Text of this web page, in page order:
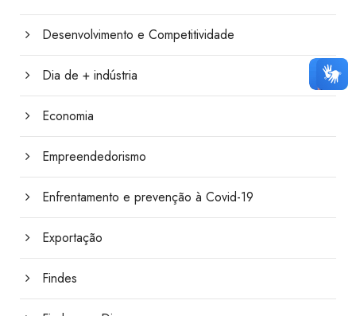
Desenvolvimento e Competitividade
Dia de + indústria
Economia
Empreendedorismo
Enfrentamento e prevenção à Covid-19
Exportação
Findes